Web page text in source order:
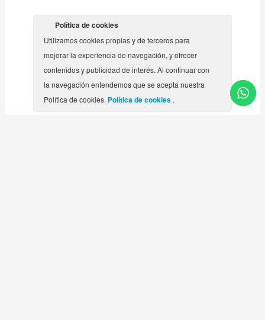
Política de cookies
Utilizamos cookies propias y de terceros para
mejorar la experiencia de navegación, y ofrecer
contenidos y publicidad de interés. Al continuar con
la navegación entendemos que se acepta nuestra
Política de cookies. Política de cookies .